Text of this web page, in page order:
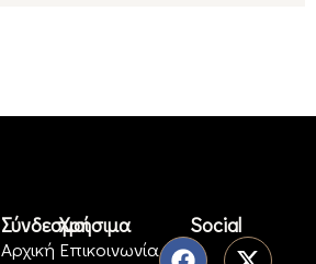
Σύνδεσμοι
Αρχική
Χρήσιμα
Επικοινωνία
Social